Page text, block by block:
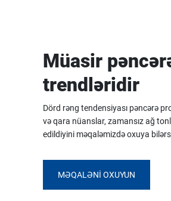
Müasir
trendləridir
Dörd rəng tendensiyası pəncərə
və qara nüanslar, zamansız ağ
edildiyini məqaləmizdə oxuya
MƏQALƏNI OXUYUN